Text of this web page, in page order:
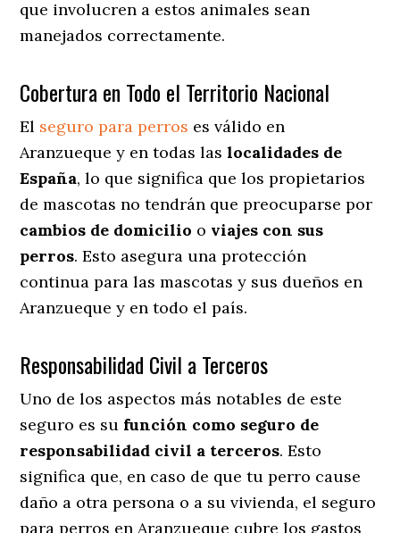
que involucren a estos animales sean
manejados correctamente.
Cobertura en Todo el Territorio Nacional
El seguro para perros es válido en
Aranzueque y en todas laslocalidades de
España, lo que significa que los propietarios
de mascotas no tendrán que preocuparse por
cambios de domicilio o viajes con sus
perros. Esto asegura una protección
continua para las mascotas y sus dueños en
Aranzueque y en todo el país.
Responsabilidad Civil a Terceros
Uno de los aspectos más notables de este
seguro es su función como seguro de
responsabilidad civil a terceros. Esto
significa que, en caso de que tu perro cause
daño a otra persona o a su vivienda, el seguro
para perros en Aranzueque cubre los gastos